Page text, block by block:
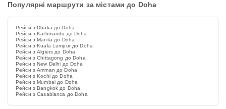
Популярні маршрути за містами до Doha
Рейси з Dhaka до Doha
Рейси з Kathmandu до Doha
Рейси з Manila до Doha
Рейси з Kuala Lumpur до Doha
Рейси з Algiers до Doha
Рейси з Chittagong до Doha
Рейси з New Delhi до Doha
Рейси з Amman до Doha
Рейси з Kochi до Doha
Рейси з Mumbai до Doha
Рейси з Bangkok до Doha
Рейси з Casablanca до Doha